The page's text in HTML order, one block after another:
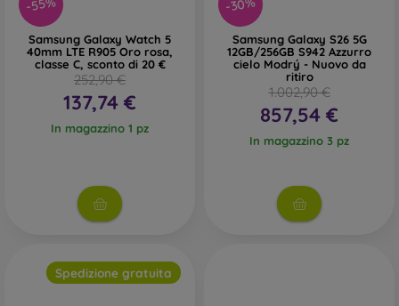
-55%
Samsung Galaxy Watch 5
40mm LTE R905 Oro rosa,
classe C, sconto di 20 €
252,90 €
137,74 €
In magazzino 1 pz
-30%
Samsung Galaxy S26 5G
12GB/256GB S942 Azzurro
cielo Modrý - Nuovo da
ritiro
1.002,90 €
857,54 €
In magazzino 3 pz
Spedizione gratuita